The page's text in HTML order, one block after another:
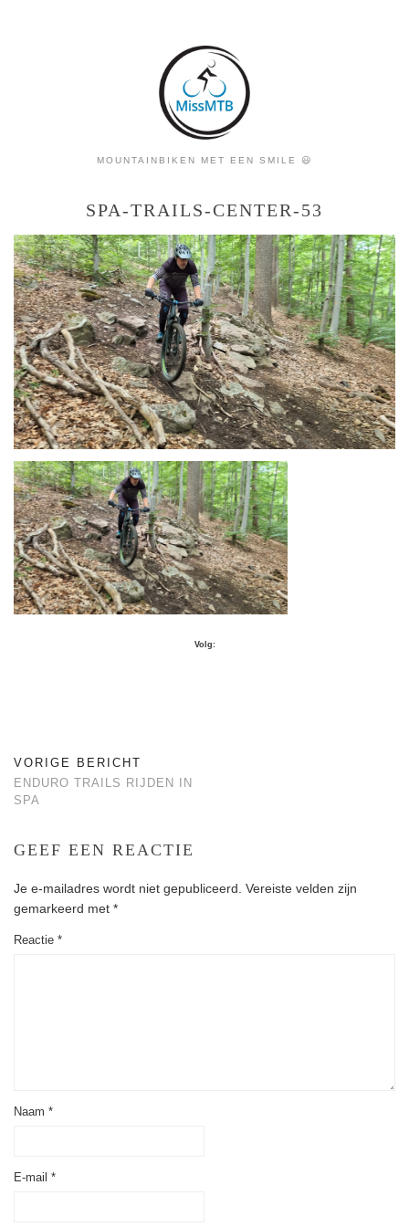
MOUNTAINBIKEN MET EEN SMILE 😃
SPA-TRAILS-CENTER-53
Volg:
VORIGE BERICHT
ENDURO TRAILS RIJDEN IN
SPA
GEEF EEN REACTIE
Je e-mailadres wordt niet gepubliceerd. Vereiste velden zijn
gemarkeerd met *
Reactie *
Naam *
E-mail *